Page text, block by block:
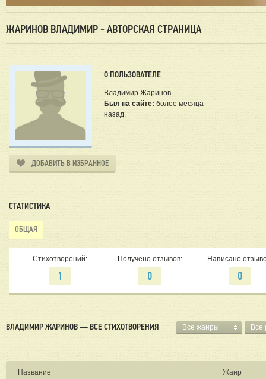
ЖАРИНОВ ВЛАДИМИР - АВТОРСКАЯ СТРАНИЦА
О ПОЛЬЗОВАТЕЛЕ
Владимир Жаринов
Был на сайте: более месяца
назад.
ДОБАВИТЬ В ИЗБРАННОЕ
СТАТИСТИКА
ОБЩАЯ
Стихотворений:
1
Получено отзывов:
0
Написано
0
ВЛАДИМИР ЖАРИНОВ — ВСЕ СТИХОТВОРЕНИЯ Все жанры Все
Название Жанр